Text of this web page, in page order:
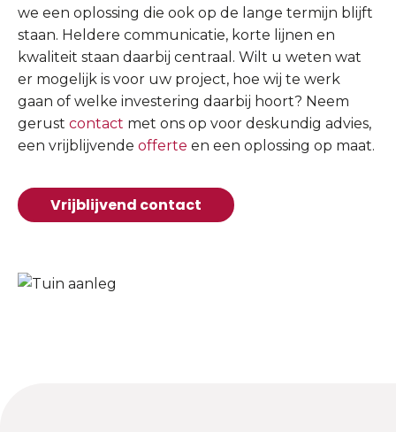
we een oplossing die ook op de lange termijn blijft
staan. Heldere communicatie, korte lijnen en
kwaliteit staan daarbij centraal. Wilt u weten wat
er mogelijk is voor uw project, hoe wij te werk
gaan of welke investering daarbij hoort? Neem
gerust contact met ons op voor deskundig advies,
een vrijblijvende offerte en een oplossing op maat.
Vrijblijvend contact